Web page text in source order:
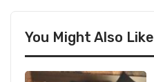
You Might Also Like